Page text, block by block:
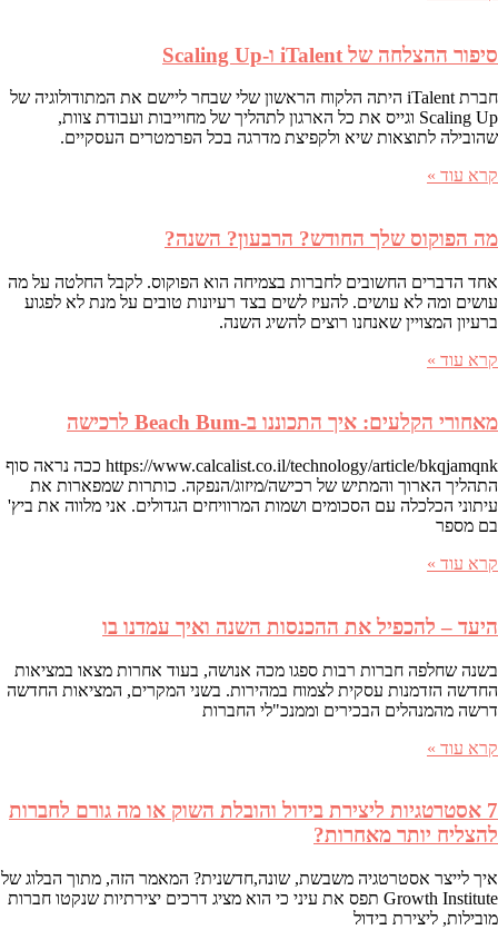
סיפור ההצלחה של iTalent ו-Scaling Up
חברת iTalent היתה הלקוח הראשון שלי שבחר ליישם את המתודולוגיה של
Scaling Up וגייס את כל הארגון לתהליך של מחוייבות ועבודת צוות,
שהובילה לתוצאות שיא ולקפיצת מדרגה בכל הפרמטרים העסקיים.
קרא עוד »
מה הפוקוס שלך החודש? הרבעון? השנה?
אחד הדברים החשובים לחברות בצמיחה הוא הפוקוס. לקבל החלטה על מה
עושים ומה לא עושים. להעיז לשים בצד רעיונות טובים על מנת לא לפגוע
ברעיון המצויין שאנחנו רוצים להשיג השנה.
קרא עוד »
מאחורי הקלעים: איך התכוננו ב-Beach Bum לרכישה
https://www.calcalist.co.il/technology/article/bkqjamqnk ככה נראה סוף
התהליך הארוך והמתיש של רכישה/מיזוג/הנפקה. כותרות שמפארות את
עיתוני הכלכלה עם הסכומים ושמות המרוויחים הגדולים. אני מלווה את ביץ'
בם מספר
קרא עוד »
היעד – להכפיל את ההכנסות השנה ואיך עמדנו בו
בשנה שחלפה חברות רבות ספגו מכה אנושה, בעוד אחרות מצאו במציאות
החדשה הזדמנות עסקית לצמוח במהירות. בשני המקרים, המציאות החדשה
דרשה מהמנהלים הבכירים וממנכ"לי החברות
קרא עוד »
7 אסטרטגיות ליצירת בידול והובלת השוק או מה גורם לחברות
להצליח יותר מאחרות?
איך לייצר אסטרטגיה משבשת, שונה,חדשנית? המאמר הזה, מתוך הבלוג של
Growth Institute תפס את עיני כי הוא מציג דרכים יצירתיות שנקטו חברות
מובילות, ליצירת בידול